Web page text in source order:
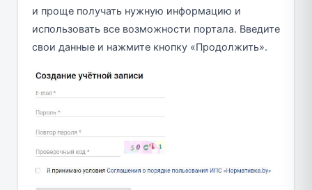
и проще получать нужную информацию и
использовать все возможности портала. Введите
свои данные и нажмите кнопку «Продолжить».